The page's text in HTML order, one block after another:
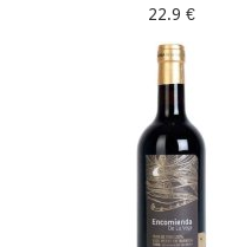
22.9 €